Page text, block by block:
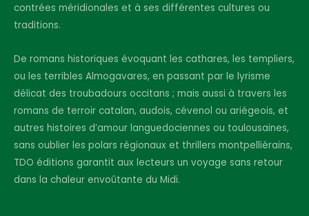
contrées méridionales et à ses différentes cultures ou
traditions.
De romans historiques évoquant les cathares, les templiers,
ou les terribles Almogavares, en passant par le lyrisme
délicat des troubadours occitans ; mais aussi à travers les
romans de terroir catalan, audois, cévenol ou ariégeois, et
autres histoires d’amour languedociennes ou toulousaines,
sans oublier les polars régionaux et thrillers montpelliérains,
TDO éditions garantit aux lecteurs un voyage sans retour
dans la chaleur envoûtante du Midi.